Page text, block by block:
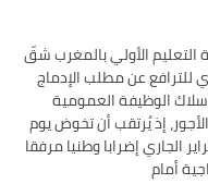
الأولي بالمغرب شقّ
عن مطلب الإدماج
الوظيفة العمومية
إذ يُرتقب أن تخوض يوم
17 فبراير الجاري إضرابا وطنيا مرفقا
أمام